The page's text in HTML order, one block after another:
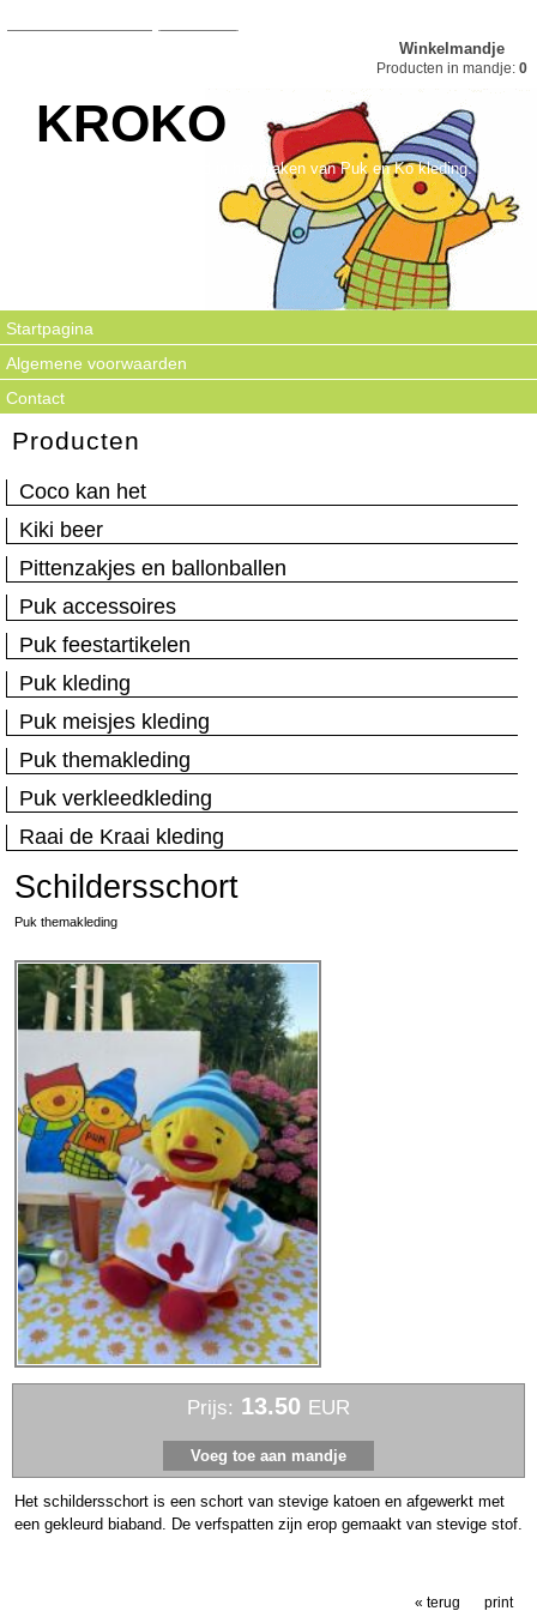
Winkelmandje
Producten in mandje: 0
KROKO
Kroko is gespecialiseerd in het maken van Puk en Ko kleding.
Startpagina
Algemene voorwaarden
Contact
Producten
Coco kan het
Kiki beer
Pittenzakjes en ballonballen
Puk accessoires
Puk feestartikelen
Puk kleding
Puk meisjes kleding
Puk themakleding
Puk verkleedkleding
Raai de Kraai kleding
Schildersschort
Puk themakleding
Prijs: 13.50 EUR
Het schildersschort is een schort van stevige katoen en afgewerkt met
een gekleurd biaband. De verfspatten zijn erop gemaakt van stevige stof.
print
« terug